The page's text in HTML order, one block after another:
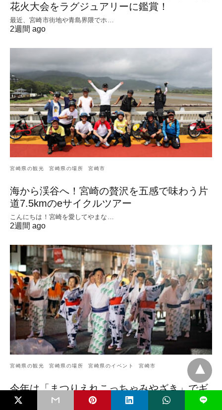
花火大会をラグジュアリーに鑑賞！
最近、宮崎市街地や青島界隈でホ…
2週間 ago
宮崎県の観光 宮崎県の場所 宮崎市
海から渓谷へ！宮崎の贅沢を五感で味わう片
道7.5kmのeサイクルツアー
こんにちは！宮崎を愛してやまな…
2週間 ago
宮崎県の観光 宮崎県の場所 宮崎県のイベント 宮崎市
今年は「まつりえれこっちゃみやざき」でギ
ネスにチャレンジ！
L